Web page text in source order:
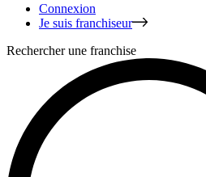
Connexion
Je suis franchiseur
Rechercher une franchise